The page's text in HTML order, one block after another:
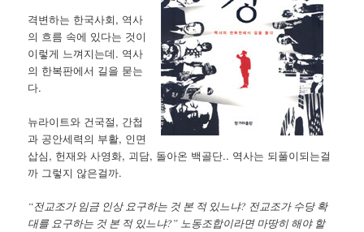
격변하는 한국사회, 역사
의 흐름 속에 있다는 것이
이렇게 느껴지는데. 역사
의 한복판에서 길을 묻는
다.
뉴라이트와 건국절, 간첩
과 공안세력의 부활, 인면
삽심, 헌재와 사영화, 괴담, 돌아온 백골단.. 역사는 되풀이되는걸
까 그렇지 않은걸까.
“전교조가 임금 인상 요구하는 것 본 적 있느냐? 전교조가 수당 확
대를 요구하는 것 본 적 있느냐?” 노동조합이라면 마땅히 해야 할